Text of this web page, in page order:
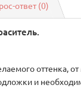
ответ(0)
оттенка,
и